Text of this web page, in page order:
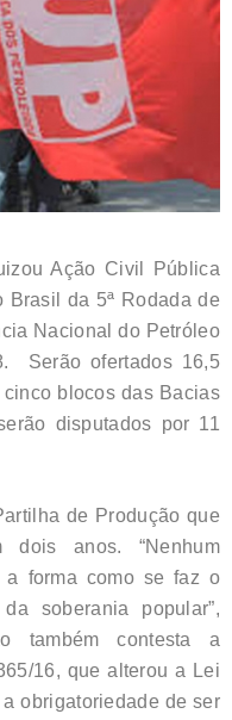
Ação Civil Pública
da 5ª Rodada de
Nacional do Petróleo
Serão ofertados 16,5
blocos das Bacias
disputados por 11
de Produção que
anos. “Nenhum
a forma como se faz o
soberania popular”,
também contesta a
16, que alterou a Lei
obrigatoriedade de ser